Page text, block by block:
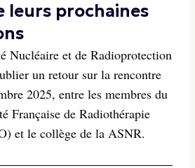
leurs prochaines
Nucléaire et de Radioprotection
un retour sur la rencontre
2025, entre les membres du
Française de Radiothérapie
et le collège de la ASNR.